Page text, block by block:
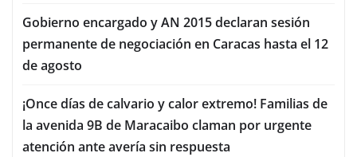
Gobierno encargado y AN 2015 declaran sesión
permanente de negociación en Caracas hasta el 12
de agosto
¡Once días de calvario y calor extremo! Familias de
la avenida 9B de Maracaibo claman por urgente
atención ante avería sin respuesta